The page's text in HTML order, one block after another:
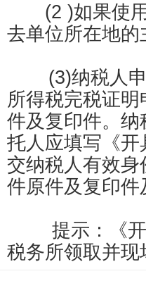
(2 )如果使用
去单位所在地
(3)纳税人申
所得税完税证
件及复印件。
托人应填写《
交纳税人有效
件原件及复印件
提示：《开
税务所领取并现